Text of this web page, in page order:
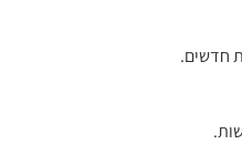
חדשים.